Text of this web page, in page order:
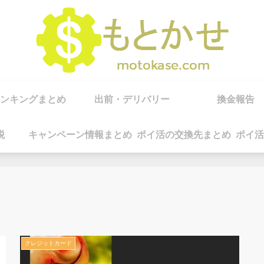
キングまとめ 出前・デリバリー 換金報告
キャンペーン情報まとめ ポイ活の交換先まとめ ポイ
クレジットカード